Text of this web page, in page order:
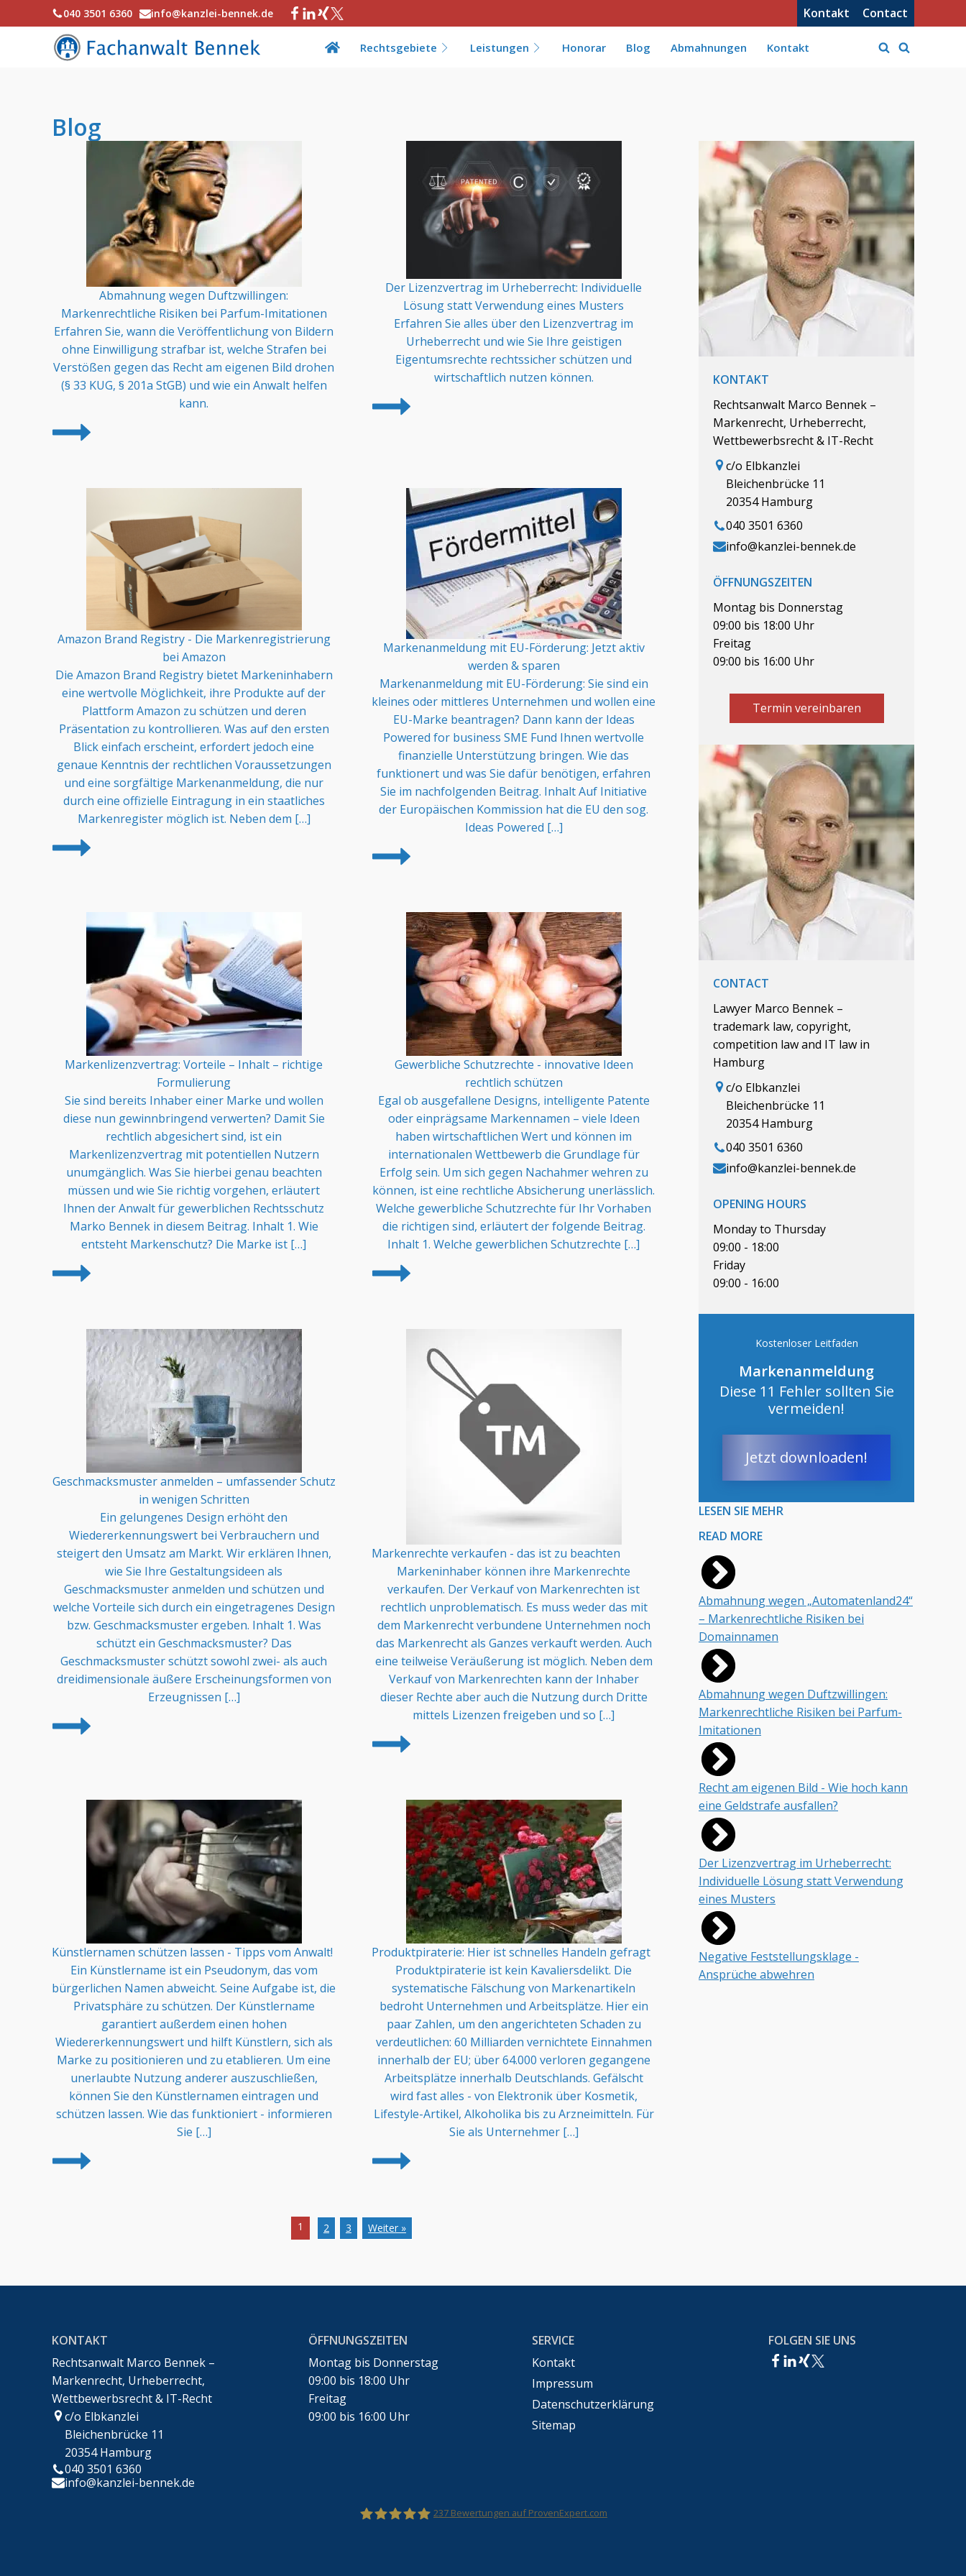
040 3501 6360 info@kanzlei-bennek.de Kontakt Contact
Rechtsgebiete Leistungen Honorar Blog Abmahnungen Kontakt
Blog
Abmahnung wegen Duftzwillingen:
Markenrechtliche Risiken bei Parfum-Imitationen
Erfahren Sie, wann die Veröffentlichung von Bildern
ohne Einwilligung strafbar ist, welche Strafen bei
Verstößen gegen das Recht am eigenen Bild drohen
(§ 33 KUG, § 201a StGB) und wie ein Anwalt helfen
kann.
Der Lizenzvertrag im Urheberrecht: Individuelle
Lösung statt Verwendung eines Musters
Erfahren Sie alles über den Lizenzvertrag im
Urheberrecht und wie Sie Ihre geistigen
Eigentumsrechte rechtssicher schützen und
wirtschaftlich nutzen können.
Amazon Brand Registry - Die Markenregistrierung
bei Amazon
Die Amazon Brand Registry bietet Markeninhabern
eine wertvolle Möglichkeit, ihre Produkte auf der
Plattform Amazon zu schützen und deren
Präsentation zu kontrollieren. Was auf den ersten
Blick einfach erscheint, erfordert jedoch eine
genaue Kenntnis der rechtlichen Voraussetzungen
und eine sorgfältige Markenanmeldung, die nur
durch eine offizielle Eintragung in ein staatliches
Markenregister möglich ist. Neben dem […]
Markenanmeldung mit EU-Förderung: Jetzt aktiv
werden & sparen
Markenanmeldung mit EU-Förderung: Sie sind ein
kleines oder mittleres Unternehmen und wollen eine
EU-Marke beantragen? Dann kann der Ideas
Powered for business SME Fund Ihnen wertvolle
finanzielle Unterstützung bringen. Wie das
funktionert und was Sie dafür benötigen, erfahren
Sie im nachfolgenden Beitrag. Inhalt Auf Initiative
der Europäischen Kommission hat die EU den sog.
Ideas Powered […]
Markenlizenzvertrag: Vorteile – Inhalt – richtige
Formulierung
Sie sind bereits Inhaber einer Marke und wollen
diese nun gewinnbringend verwerten? Damit Sie
rechtlich abgesichert sind, ist ein
Markenlizenzvertrag mit potentiellen Nutzern
unumgänglich. Was Sie hierbei genau beachten
müssen und wie Sie richtig vorgehen, erläutert
Ihnen der Anwalt für gewerblichen Rechtsschutz
Marko Bennek in diesem Beitrag. Inhalt 1. Wie
entsteht Markenschutz? Die Marke ist […]
Gewerbliche Schutzrechte - innovative Ideen
rechtlich schützen
Egal ob ausgefallene Designs, intelligente Patente
oder einprägsame Markennamen – viele Ideen
haben wirtschaftlichen Wert und können im
internationalen Wettbewerb die Grundlage für
Erfolg sein. Um sich gegen Nachahmer wehren zu
können, ist eine rechtliche Absicherung unerlässlich.
Welche gewerbliche Schutzrechte für Ihr Vorhaben
die richtigen sind, erläutert der folgende Beitrag.
Inhalt 1. Welche gewerblichen Schutzrechte […]
Geschmacksmuster anmelden – umfassender Schutz
in wenigen Schritten
Ein gelungenes Design erhöht den
Wiedererkennungswert bei Verbrauchern und
steigert den Umsatz am Markt. Wir erklären Ihnen,
wie Sie Ihre Gestaltungsideen als
Geschmacksmuster anmelden und schützen und
welche Vorteile sich durch ein eingetragenes Design
bzw. Geschmacksmuster ergeben. Inhalt 1. Was
schützt ein Geschmacksmuster? Das
Geschmacksmuster schützt sowohl zwei- als auch
dreidimensionale äußere Erscheinungsformen von
Erzeugnissen […]
Markenrechte verkaufen - das ist zu beachten
Markeninhaber können ihre Markenrechte
verkaufen. Der Verkauf von Markenrechten ist
rechtlich unproblematisch. Es muss weder das mit
dem Markenrecht verbundene Unternehmen noch
das Markenrecht als Ganzes verkauft werden. Auch
eine teilweise Veräußerung ist möglich. Neben dem
Verkauf von Markenrechten kann der Inhaber
dieser Rechte aber auch die Nutzung durch Dritte
mittels Lizenzen freigeben und so […]
Künstlernamen schützen lassen - Tipps vom Anwalt!
Ein Künstlername ist ein Pseudonym, das vom
bürgerlichen Namen abweicht. Seine Aufgabe ist, die
Privatsphäre zu schützen. Der Künstlername
garantiert außerdem einen hohen
Wiedererkennungswert und hilft Künstlern, sich als
Marke zu positionieren und zu etablieren. Um eine
unerlaubte Nutzung anderer auszuschließen,
können Sie den Künstlernamen eintragen und
schützen lassen. Wie das funktioniert - informieren
Sie […]
Produktpiraterie: Hier ist schnelles Handeln gefragt
Produktpiraterie ist kein Kavaliersdelikt. Die
systematische Fälschung von Markenartikeln
bedroht Unternehmen und Arbeitsplätze. Hier ein
paar Zahlen, um den angerichteten Schaden zu
verdeutlichen: 60 Milliarden vernichtete Einnahmen
innerhalb der EU; über 64.000 verloren gegangene
Arbeitsplätze innerhalb Deutschlands. Gefälscht
wird fast alles - von Elektronik über Kosmetik,
Lifestyle-Artikel, Alkoholika bis zu Arzneimitteln. Für
Sie als Unternehmer […]
1 2 3 Weiter »
KONTAKT
Rechtsanwalt Marco Bennek –
Markenrecht, Urheberrecht,
Wettbewerbsrecht & IT-Recht
c/o Elbkanzlei
Bleichenbrücke 11
20354 Hamburg
040 3501 6360
info@kanzlei-bennek.de
ÖFFNUNGSZEITEN
Montag bis Donnerstag
09:00 bis 18:00 Uhr
Freitag
09:00 bis 16:00 Uhr
Termin vereinbaren
CONTACT
Lawyer Marco Bennek –
trademark law, copyright,
competition law and IT law in
Hamburg
c/o Elbkanzlei
Bleichenbrücke 11
20354 Hamburg
040 3501 6360
info@kanzlei-bennek.de
OPENING HOURS
Monday to Thursday
09:00 - 18:00
Friday
09:00 - 16:00
Kostenloser Leitfaden
Markenanmeldung
Diese 11 Fehler sollten Sie
vermeiden!
Jetzt downloaden!
LESEN SIE MEHR
READ MORE
Abmahnung wegen „Automatenland24“
– Markenrechtliche Risiken bei
Domainnamen
Abmahnung wegen Duftzwillingen:
Markenrechtliche Risiken bei Parfum-
Imitationen
Recht am eigenen Bild - Wie hoch kann
eine Geldstrafe ausfallen?
Der Lizenzvertrag im Urheberrecht:
Individuelle Lösung statt Verwendung
eines Musters
Negative Feststellungsklage -
Ansprüche abwehren
KONTAKT
Rechtsanwalt Marco Bennek –
Markenrecht, Urheberrecht,
Wettbewerbsrecht & IT-Recht
c/o Elbkanzlei
Bleichenbrücke 11
20354 Hamburg
040 3501 6360
info@kanzlei-bennek.de
ÖFFNUNGSZEITEN
Montag bis Donnerstag
09:00 bis 18:00 Uhr
Freitag
09:00 bis 16:00 Uhr
SERVICE
Kontakt
Impressum
Datenschutzerklärung
Sitemap
FOLGEN SIE UNS
237 Bewertungen auf ProvenExpert.com
Kundenbewertungen und Erfahrungen zu
Rechtsanwalt Marco Bennek – Markenrecht,
Urheberrech...